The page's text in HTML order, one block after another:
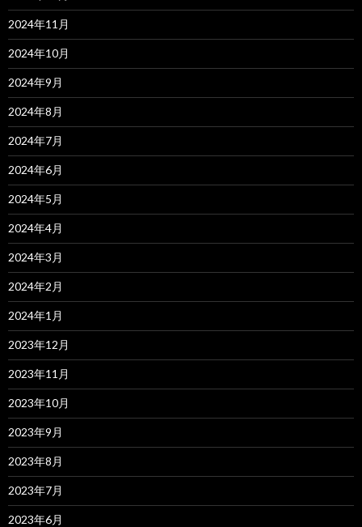
2024年11月
2024年10月
2024年9月
2024年8月
2024年7月
2024年6月
2024年5月
2024年4月
2024年3月
2024年2月
2024年1月
2023年12月
2023年11月
2023年10月
2023年9月
2023年8月
2023年7月
2023年6月